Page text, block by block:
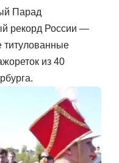
Парад
рекорд России —
титулованные
из 40